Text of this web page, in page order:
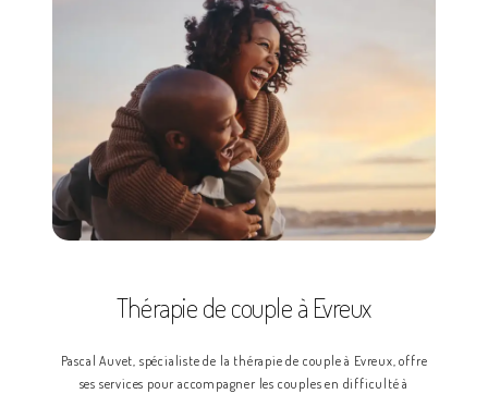
Thérapie de couple à Evreux
Pascal Auvet, spécialiste de la thérapie de couple à Evreux, offre
ses services pour accompagner les couples en difficulté à